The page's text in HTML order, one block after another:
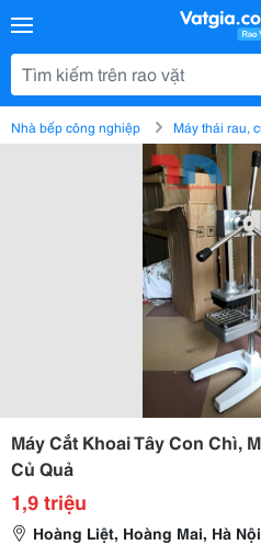
Nhà bếp công nghiệp Máy thái rau,
Máy Cắt Khoai Tây Con Chì,
Củ Quả
1,9 triệu
Hoàng Liệt, Hoàng Mai, Hà